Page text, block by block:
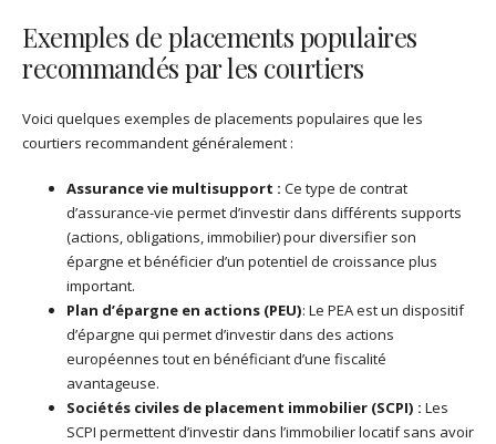
Exemples de placements populaires
recommandés par les courtiers
Voici quelques exemples de placements populaires que les
courtiers recommandent généralement :
Assurance vie multisupport : Ce type de contrat
d’assurance-vie permet d’investir dans différents supports
(actions, obligations, immobilier) pour diversifier son
épargne et bénéficier d’un potentiel de croissance plus
important.
Plan d’épargne en actions (PEU): Le PEA est un dispositif
d’épargne qui permet d’investir dans des actions
européennes tout en bénéficiant d’une fiscalité
avantageuse.
Sociétés civiles de placement immobilier (SCPI) : Les
SCPI permettent d’investir dans l’immobilier locatif sans avoir